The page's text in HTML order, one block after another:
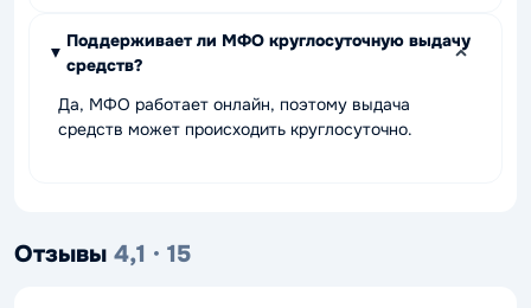
Поддерживает ли МФО круглосуточную выдачу
средств?
Да, МФО работает онлайн, поэтому выдача
средств может происходить круглосуточно.
Отзывы 4,1 · 15